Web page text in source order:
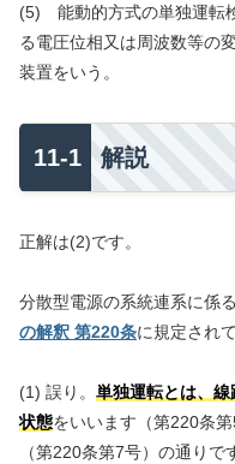
(5) 能動的方式の単独運転
る電圧位相又は周波数等の
装置をいう。
解説
正解は(2)です。
分散型電源の系統連系に係
の解釈 第220条に規定され
(1) 誤り。 単独運転とは、
状態をいいます（第220条
（第220条第7号）の通り